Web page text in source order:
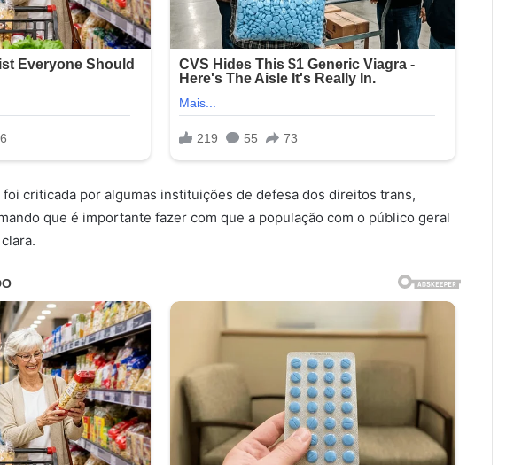
criticada por algumas instituições de defesa dos direitos trans,
que é importante fazer com que a população com o público geral